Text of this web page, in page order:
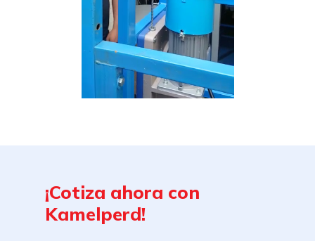
¡Cotiza ahora con
Kamelperd!